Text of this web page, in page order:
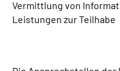
Über uns & Presse
Vermittlung von
Leistungen zur Teilhabe